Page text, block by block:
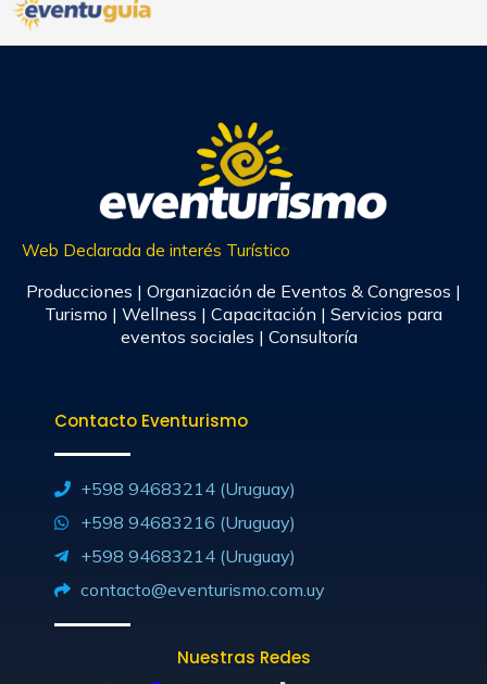
Web Declarada de interés Turístico
Producciones | Organización de Eventos & Congresos |
Turismo | Wellness | Capacitación | Servicios para
eventos sociales | Consultoría
Contacto Eventurismo
+598 94683214 (Uruguay)
+598 94683216 (Uruguay)
+598 94683214 (Uruguay)
contacto@eventurismo.com.uy
Nuestras Redes